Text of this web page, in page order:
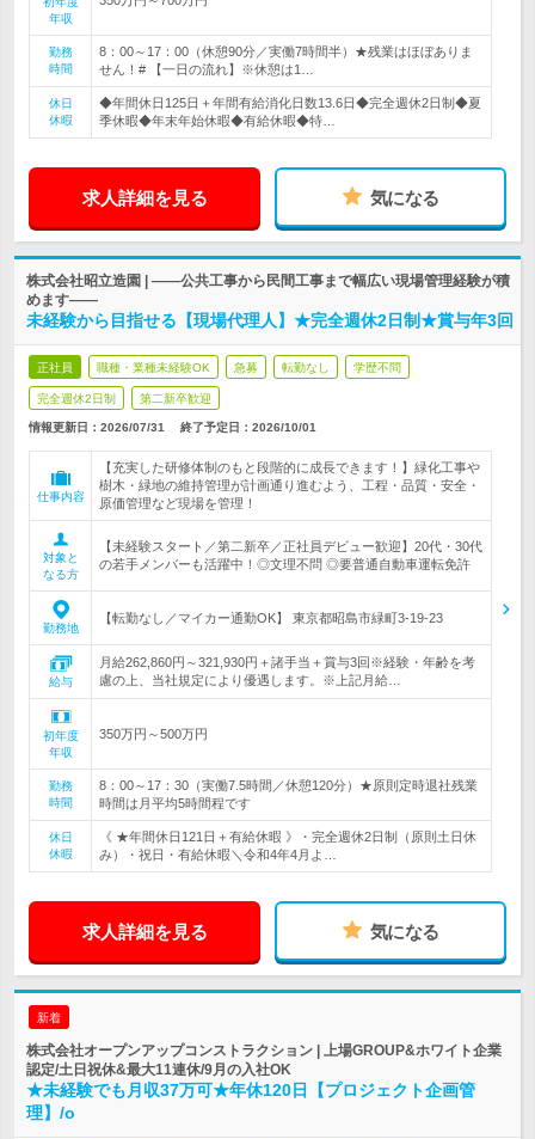
年収
勤務
時間
8：00～17：00（休憩90分／実働7時間半）★残業はほぼありま
せん！# 【一日の流れ】※休憩は1…
休日
休暇
◆年間休日125日＋年間有給消化日数13.6日◆完全週休2日制◆夏
季休暇◆年末年始休暇◆有給休暇◆特…
求人詳細を見る 気になる
株式会社昭立造園 | ――公共工事から民間工事まで幅広い現場管理経験が積
めます――
未経験から目指せる【現場代理人】★完全週休2日制★賞与年3回
正社員 職種・業種未経験OK 急募 転勤なし 学歴不問
完全週休2日制 第二新卒歓迎
情報更新日：2026/07/31 終了予定日： 2026/10/01
仕事内容
【充実した研修体制のもと段階的に成長できます！】緑化工事や
樹木・緑地の維持管理が計画通り進むよう、工程・品質・安全・
原価管理など現場を管理！
対象と
なる方
【未経験スタート／第二新卒／正社員デビュー歓迎】20代・30代
の若手メンバーも活躍中！◎文理不問 ◎要普通自動車運転免許
勤務地
【転勤なし／マイカー通勤OK】 東京都昭島市緑町3-19-23
給与
月給262,860円～321,930円＋諸手当＋賞与3回※経験・年齢を考
慮の上、当社規定により優遇します。※上記月給…
初年度
年収
350万円～500万円
勤務
時間
8：00～17：30（実働7.5時間／休憩120分）★原則定時退社残業
時間は月平均5時間程です
休日
休暇
《 ★年間休日121日＋有給休暇 》・完全週休2日制（原則土日休
み）・祝日・有給休暇＼令和4年4月よ…
求人詳細を見る 気になる
新着
株式会社オープンアップコンストラクション | 上場GROUP&ホワイト企業
認定/土日祝休&最大11連休/9月の入社OK
★未経験でも月収37万可★年休120日【プロジェクト企画管
理】/o